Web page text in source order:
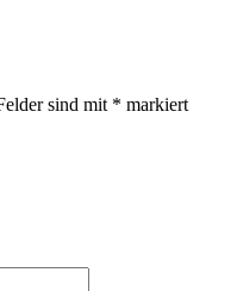
sind mit * markiert